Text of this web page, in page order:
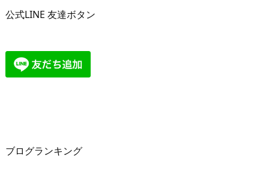
公式LINE 友達ボタン
ブログランキング